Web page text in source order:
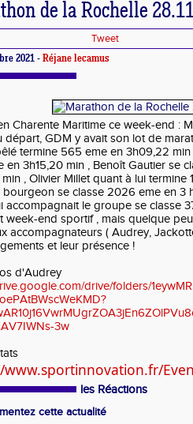
de la Rochelle
Tweet
2021 - Réjane lecamus
Charente Maritime ce week-end :
départ, GDM y avait son lot de
termine 565 eme en 3h09,22
en 3h15,20 min , Benoît Gautier se
, Olivier Millet quant à lui termine
bourgeon se classe 2026 eme en 3
accompagnait le groupe se classe
week-end sportif , mais quelque
accompagnateurs ( Audrey,
et leur présence !
d'Audrey
drive/folders/
3w
les Réactions
cette actualité